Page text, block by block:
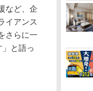
など、企
イアンス
さらに一
」と語っ